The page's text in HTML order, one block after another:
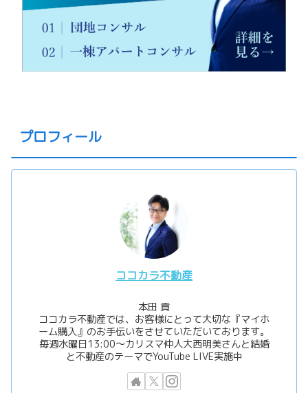
プロフィール
ココカラ不動産
本田 貢
ココカラ不動産では、お客様にとって大切な『マイホ
ーム購入』のお手伝いをさせていただいております。
毎週水曜日13:00〜カリスマ仲人大西明美さんと結婚
と不動産のテーマでYouTube LIVE実施中